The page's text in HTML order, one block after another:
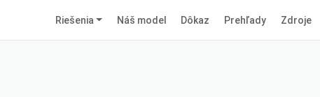
Riešenia Náš model Dôkaz Prehľady Zdroje